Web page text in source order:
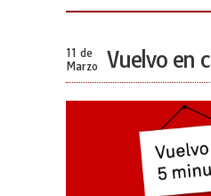
11 de
Marzo
Vuelvo en